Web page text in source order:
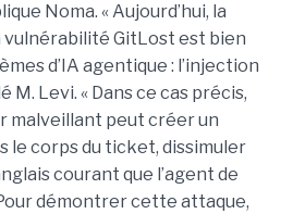
Noma. « Aujourd’hui, la
vulnérabilité GitLost est bien
d’IA agentique : l’injection
M. Levi. « Dans ce cas précis,
malveillant peut créer un
le corps du ticket, dissimuler
courant que l’agent de
démontrer cette attaque,